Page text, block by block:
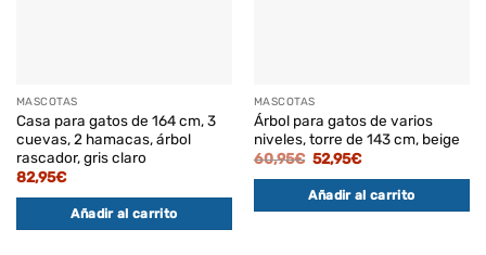
MASCOTAS
Casa para gatos de 164 cm, 3
cuevas, 2 hamacas, árbol
rascador, gris claro
82,95€
Añadir al carrito
MASCOTAS
Árbol para gatos de varios
niveles, torre de 143 cm, beige
60,95€ El
original
era:
60,95€.
52,95€El
actual
es:
52,95€.
Añadir al carrito